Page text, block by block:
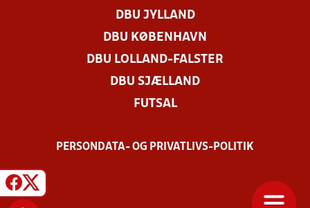
DBU JYLLAND
DBU KØBENHAVN
DBU LOLLAND-FALSTER
DBU SJÆLLAND
FUTSAL
PERSONDATA- OG PRIVATLIVS-POLITIK